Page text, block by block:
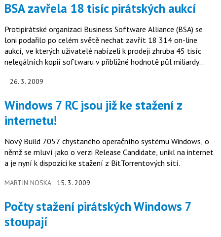
BSA zavřela 18 tisíc pirátských aukcí
Protipirátské organizaci Business Software Alliance (BSA) se
loni podařilo po celém světě nechat zavřít 18 314 on-line
aukcí, ve kterých uživatelé nabízeli k prodeji zhruba 45 tisíc
nelegálních kopií softwaru v přibližné hodnotě půl miliardy
26. 3. 2009
Windows 7 RC jsou již ke stažení z
internetu!
Nový Build 7057 chystaného operačního systému Windows, o
němž se mluví jako o verzi Release Candidate, unikl na internet
a je nyní k dispozici ke stažení z BitTorrentových sítí.
MARTIN NOSKA 15. 3. 2009
Počty stažení pirátských Windows 7
stoupají